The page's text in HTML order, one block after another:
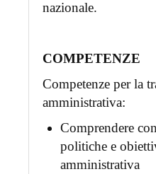
nazionale.
COMPETENZE
Competenze per la
amministrativa:
Comprendere
politiche e
amministrativa